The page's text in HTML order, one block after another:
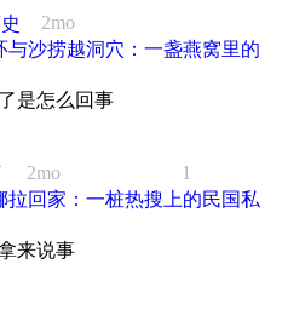
以做什么?
进入公共表达？
荣辱的载体
改变羞辱的传播机制
默认语言，受损的是什么？
保持一致，权益自动互通。
到克里米亚战争的挫败
利亚大铁路计划浮出水面
与列强在远东的博弈
性与真正判断的区别
"我与我自己的对话"
伦特？
性，为何走向不同方向
？
者，《历史学人》主播。
语言的边界
新时代的抄经修士？
善良还算道德吗？
复旦大学教授侯杨方，从萨尔浒之战
局的真正根源。
2mo
与沙捞越洞穴：一盏燕窝里的
是怎么回事
2mo 1
拉回家：一桩热搜上的民国私
来说事